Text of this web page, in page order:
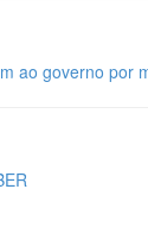
ao governo por